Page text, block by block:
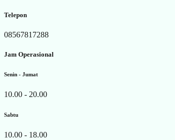
Telepon
08567817288
Jam Operasional
Senin - Jumat
10.00 - 20.00
Sabtu
10.00 - 18.00